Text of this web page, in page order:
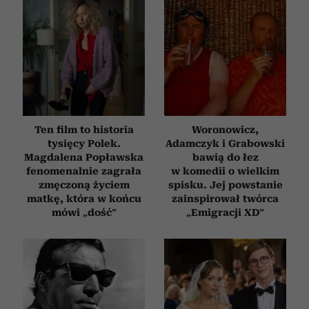
Ten film to historia
tysięcy Polek.
Magdalena Popławska
fenomenalnie zagrała
zmęczoną życiem
matkę, która w końcu
mówi „dość”
Woronowicz,
Adamczyk i Grabowski
bawią do łez
w komedii o wielkim
spisku. Jej powstanie
zainspirował twórca
„Emigracji XD”